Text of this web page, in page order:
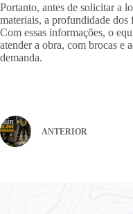
Portanto, antes de solicitar a
materiais, a profundidade
Com essas informações, o
atender a obra, com brocas e
demanda.
ANTERIOR